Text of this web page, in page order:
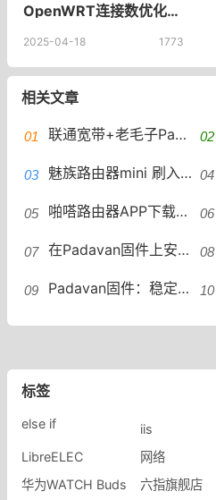
OpenWRT连接数优化：从5000+狂降50%解决网络卡顿
2025-04-18 1773
相关文章
联通宽带+老毛子Padavan固件 开启IPv6
魅族路由器mini 刷入Breed/Padavan/集客AC MT7628AN/64MB/16MB
​啪嗒路由器APP下载，Ngrok内网穿透控制padavan路由器
在Padavan固件上安装UU加速器插件
Padavan固件：稳定、简洁、功能强大的老毛子固件推荐斐讯k2p刷padavan固件
标签
else if iis
LibreELEC
网络
华为WATCH Buds
六指旗舰店